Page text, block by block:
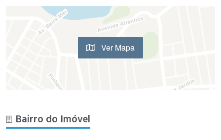
Ver Mapa
Bairro do Imóvel